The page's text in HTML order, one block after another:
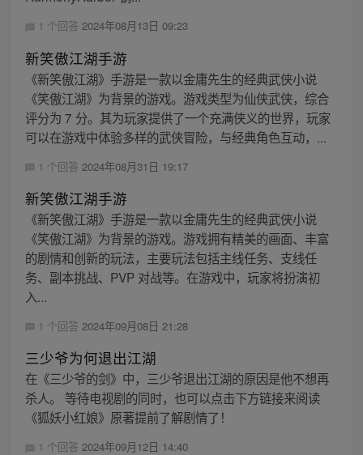
1 个回答 2024年08月13日 09:23
新笑傲江湖手游
《新笑傲江湖》手游是一款以金庸先生的经典武侠小说
《笑傲江湖》为背景的游戏。游戏类型为仙侠武侠，综合
评分为 7 分。其为玩家提供了一个充满侠义的世界，玩家
可以在游戏中体验多样的武侠冒险，与经典角色互动，...
1 个回答 2024年08月31日 19:17
新笑傲江湖手游
《新笑傲江湖》手游是一款以金庸先生的经典武侠小说
《笑傲江湖》为背景的游戏。游戏拥有精美的画面、丰富
的剧情和创新的玩法，主要玩法包括主线任务、支线任
务、副本挑战、PVP 对战等。在游戏中，玩家将扮演初
入...
1 个回答 2024年09月08日 21:28
三少爷为何退出江湖
在《三少爷的剑》中，三少爷退出江湖的原因是他不想再
杀人。 等待电视剧的同时，也可以点击下方链接来阅读
《狐妖小红娘》原著提前了解剧情了！
1 个回答 2024年09月12日 14:40